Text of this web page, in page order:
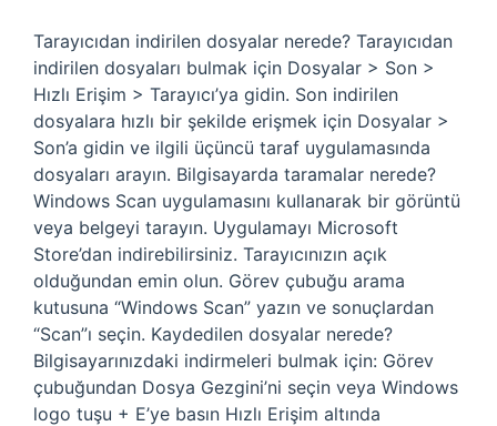
Tarayıcıdan indirilen dosyalar nerede? Tarayıcıdan
indirilen dosyaları bulmak için Dosyalar > Son >
Hızlı Erişim > Tarayıcı’ya gidin. Son indirilen
dosyalara hızlı bir şekilde erişmek için Dosyalar >
Son’a gidin ve ilgili üçüncü taraf uygulamasında
dosyaları arayın. Bilgisayarda taramalar nerede?
Windows Scan uygulamasını kullanarak bir görüntü
veya belgeyi tarayın. Uygulamayı Microsoft
Store’dan indirebilirsiniz. Tarayıcınızın açık
olduğundan emin olun. Görev çubuğu arama
kutusuna “Windows Scan” yazın ve sonuçlardan
“Scan”ı seçin. Kaydedilen dosyalar nerede?
Bilgisayarınızdaki indirmeleri bulmak için: Görev
çubuğundan Dosya Gezgini’ni seçin veya Windows
logo tuşu + E’ye basın Hızlı Erişim altında